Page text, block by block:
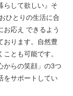
らして欲しい』そ
ひとりの生活に合
お応え できるよう
おります。自然豊
とも可能です。
からの笑顔」の3つ
をサポートしてい